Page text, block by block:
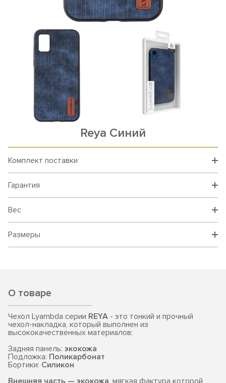
Reya Синий
Комплект поставки
Гарантия
Вес
Размеры
О товаре
Чехол Lyambda серии REYA - это тонкий и прочный
чехол-накладка, который выполнен из
высококачественных материалов:
Задняя панель: экокожа
Подложка: Поликарбонат
Бортики: Силикон
Внешняя часть — экокожа, мягкая фактура которой